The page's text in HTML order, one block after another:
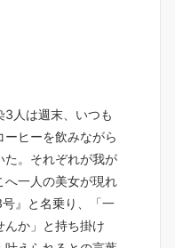
3人は週末、いつも
ヒーを飲みながら
た。それぞれが我が
へ一人の美女が現れ
』と名乗り、「一
んか」と持ち掛け